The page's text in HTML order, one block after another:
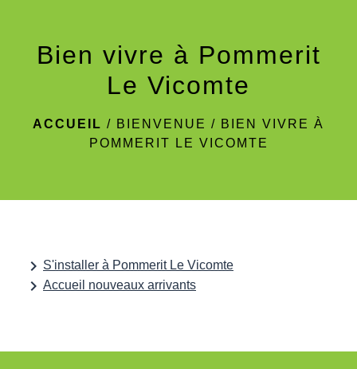
Bien vivre à Pommerit
Le Vicomte
ACCUEIL / BIENVENUE / BIEN VIVRE À
POMMERIT LE VICOMTE
keyboard_arrow_right S'installer à Pommerit Le Vicomte
keyboard_arrow_right Accueil nouveaux arrivants